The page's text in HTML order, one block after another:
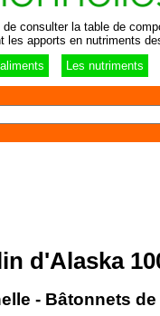
de consulter la table de
apports en nutriments
Les nutriments
d'Alaska
- Bâtonnets